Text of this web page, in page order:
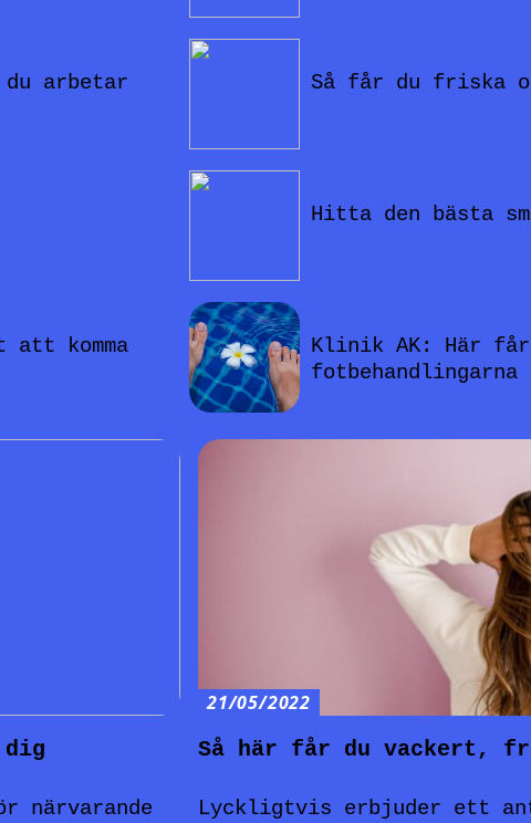
du arbetar
komma
Så får du friska
Hitta den bästa
Klinik AK: Här
fotbehandlingarna
närvarande
21/05/2022
Så här får du vackert,
Lyckligtvis erbjuder ett